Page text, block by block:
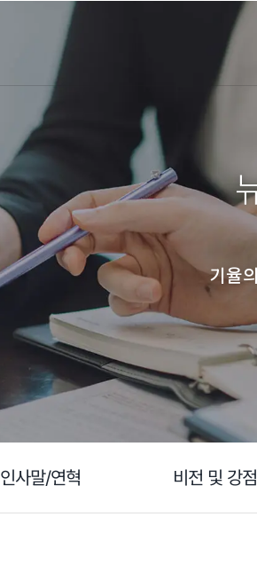
기율
사말/연혁 비전 및 강점